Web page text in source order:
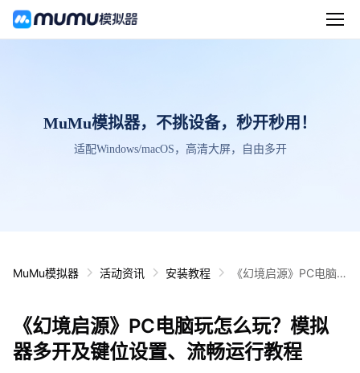
MuMu模拟器，不挑设备，秒开秒用！
适配Windows/macOS，高清大屏，自由多开
MuMu模拟器 活动资讯 安装教程
《幻境启源》PC电脑
教程
《幻境启源》PC电脑玩怎么玩？模拟
器多开及键位设置、流畅运行教程